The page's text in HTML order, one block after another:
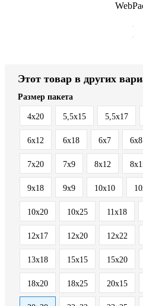
Этот товар в других
Размер пакета
4x20 5,5x15 5,5x17
6x12 6x18 6x7 6x8
7x20 7x9 8x12
9x18 9x9 10x10
10x20 10x25 11x18
12x17 12x20 12x22
13x18 15x15 15x20
18x20 18x25 20x15